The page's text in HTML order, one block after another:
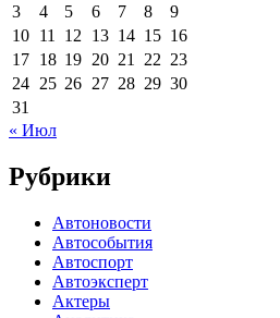
3
4 5 6 7 8
9
10 11 12 13 14 15 16
17 18 19 20 21 22 23
24 25 26 27 28 29 30
31
« Июл
Рубрики
Автоновости
Автособытия
Автоспорт
Автоэксперт
Актеры